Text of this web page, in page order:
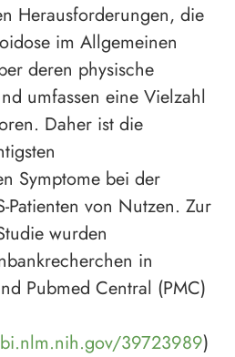
Herausforderungen, die
im Allgemeinen
deren physische
umfassen eine Vielzahl
Daher ist die
Symptome bei der
Patienten von Nutzen. Zur
wurden
in
Pubmed Central (PMC)
39723989)